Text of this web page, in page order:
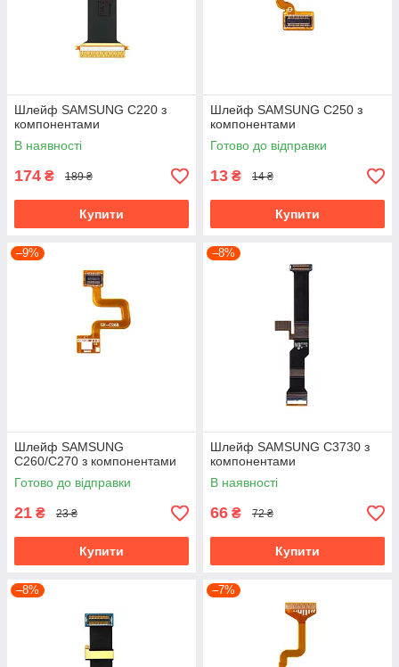
Шлейф SAMSUNG C220 з
компонентами
В наявності
174 ₴ 189 ₴
Купити
Шлейф SAMSUNG C250 з
компонентами
Готово до відправки
13 ₴ 14 ₴
Купити
–9%
Шлейф SAMSUNG
C260/C270 з компонентами
Готово до відправки
21 ₴ 23 ₴
Купити
–8%
Шлейф SAMSUNG C3730 з
компонентами
В наявності
66 ₴ 72 ₴
Купити
–8% –7%